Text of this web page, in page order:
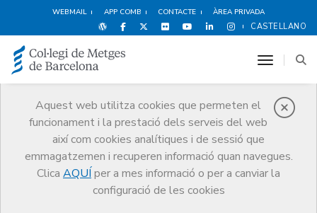
WEBMAIL APP COMB CONTACTE ÀREA PRIVADA
CASTELLANO
Aquest web utilitza cookies que permeten el
funcionament i la prestació dels serveis del web
així com cookies analítiques i de sessió que
emmagatzemen i recuperen informació quan navegues.
Clica AQUÍ per a mes informació o per a canviar la
configuració de les cookies
toggle
Premis
Premis Guardonat Edició 2007